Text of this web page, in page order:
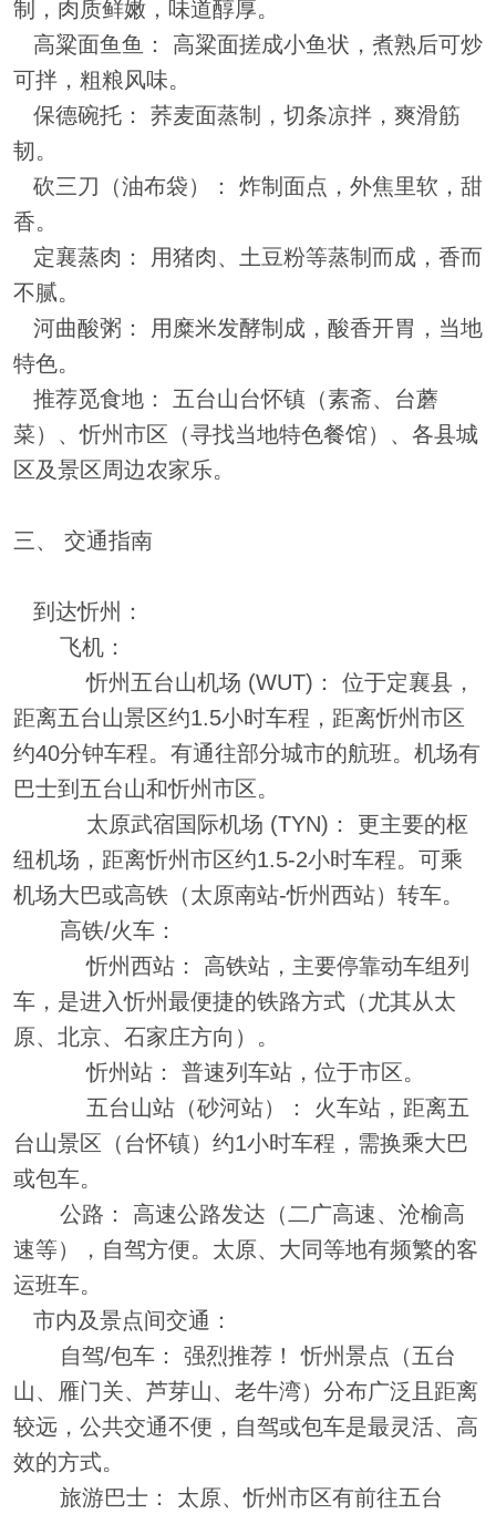
制，肉质鲜嫩，味道醇厚。
高粱面鱼鱼： 高粱面搓成小鱼状，煮熟后可炒
可拌，粗粮风味。
保德碗托： 荞麦面蒸制，切条凉拌，爽滑筋
韧。
砍三刀（油布袋）： 炸制面点，外焦里软，甜
香。
定襄蒸肉： 用猪肉、土豆粉等蒸制而成，香而
不腻。
河曲酸粥： 用糜米发酵制成，酸香开胃，当地
特色。
推荐觅食地： 五台山台怀镇（素斋、台蘑
菜）、忻州市区（寻找当地特色餐馆）、各县城
区及景区周边农家乐。
三、 交通指南
到达忻州：
飞机：
忻州五台山机场 (WUT)： 位于定襄县，
距离五台山景区约1.5小时车程，距离忻州市区
约40分钟车程。有通往部分城市的航班。机场有
巴士到五台山和忻州市区。
太原武宿国际机场 (TYN)： 更主要的枢
纽机场，距离忻州市区约1.5-2小时车程。可乘
机场大巴或高铁（太原南站-忻州西站）转车。
高铁/火车：
忻州西站： 高铁站，主要停靠动车组列
车，是进入忻州最便捷的铁路方式（尤其从太
原、北京、石家庄方向）。
忻州站： 普速列车站，位于市区。
五台山站（砂河站）： 火车站，距离五
台山景区（台怀镇）约1小时车程，需换乘大巴
或包车。
公路： 高速公路发达（二广高速、沧榆高
速等），自驾方便。太原、大同等地有频繁的客
运班车。
市内及景点间交通：
自驾/包车： 强烈推荐！ 忻州景点（五台
山、雁门关、芦芽山、老牛湾）分布广泛且距离
较远，公共交通不便，自驾或包车是最灵活、高
效的方式。
旅游巴士： 太原、忻州市区有前往五台